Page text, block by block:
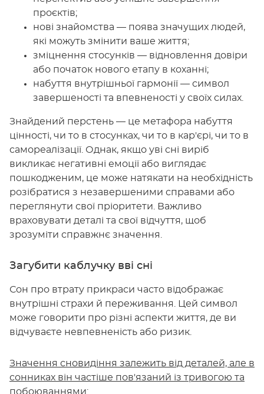
проєктів;
нові знайомства — поява значущих людей,
які можуть змінити ваше життя;
зміцнення стосунків — відновлення довіри
або початок нового етапу в коханні;
набуття внутрішньої гармонії — символ
завершеності та впевненості у своїх силах.
Знайдений перстень — це метафора набуття
цінності, чи то в стосунках, чи то в кар'єрі, чи то в
самореалізації. Однак, якщо уві сні виріб
викликає негативні емоції або виглядає
пошкодженим, це може натякати на необхідність
розібратися з незавершеними справами або
переглянути свої пріоритети. Важливо
враховувати деталі та свої відчуття, щоб
зрозуміти справжнє значення.
Загубити каблучку вві сні
Сон про втрату прикраси часто відображає
внутрішні страхи й переживання. Цей символ
може говорити про різні аспекти життя, де ви
відчуваєте невпевненість або ризик.
Значення сновидіння залежить від деталей, але в
сонниках він частіше пов'язаний із тривогою та
побоюваннями: